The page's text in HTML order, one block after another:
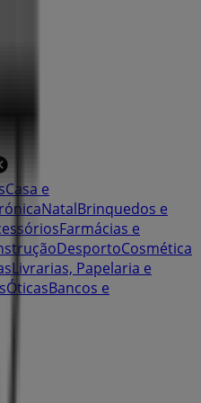
Casa e
NatalBrinquedos e
Farmácias e
DesportoCosmética
Livrarias, Papelaria e
ÓticasBancos e